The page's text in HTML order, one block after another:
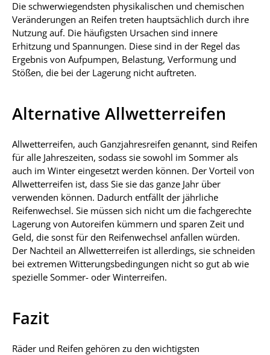
Die schwerwiegendsten physikalischen und chemischen
Veränderungen an Reifen treten hauptsächlich durch ihre
Nutzung auf. Die häufigsten Ursachen sind innere
Erhitzung und Spannungen. Diese sind in der Regel das
Ergebnis von Aufpumpen, Belastung, Verformung und
Stößen, die bei der Lagerung nicht auftreten.
Alternative Allwetterreifen
Allwetterreifen, auch Ganzjahresreifen genannt, sind Reifen
für alle Jahreszeiten, sodass sie sowohl im Sommer als
auch im Winter eingesetzt werden können. Der Vorteil von
Allwetterreifen ist, dass Sie sie das ganze Jahr über
verwenden können. Dadurch entfällt der jährliche
Reifenwechsel. Sie müssen sich nicht um die fachgerechte
Lagerung von Autoreifen kümmern und sparen Zeit und
Geld, die sonst für den Reifenwechsel anfallen würden.
Der Nachteil an Allwetterreifen ist allerdings, sie schneiden
bei extremen Witterungsbedingungen nicht so gut ab wie
spezielle Sommer- oder Winterreifen.
Fazit
Räder und Reifen gehören zu den wichtigsten